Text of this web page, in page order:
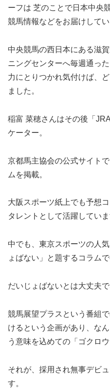
ーフは 芝のことで日本中央
競馬情報などをお届けして
中央競馬の西日本にある滋
ニングセンターへ毎週通っ
力にとりつかれ気付けば、
ました。
稲富 菜穂さんはその後「
ケーター。
京都馬主協会の公式サイト
ムを掲載。
大阪スポーツ紙上でも予想
タレントとして活躍していま
中でも、東京スポーツの人
ょばない」と題するコラム
だいじょばないとは大丈夫
競馬展望プラスという番組
けるという企画があり、な
う意味を込めての「ゴクロウ
それが、採用され無事デビ
す。